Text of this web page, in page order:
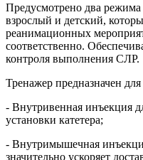
Предусмотрено два
взрослый и детский,
реанимационных
соответственно.
контроля выполнения СЛР.
Тренажер предназначен
- Внутривенная инъекция
установки катетера;
- Внутримышечная
значительно ускоряет